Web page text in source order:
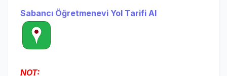
Sabancı Öğretmenevi Yol Tarifi Al
NOT: